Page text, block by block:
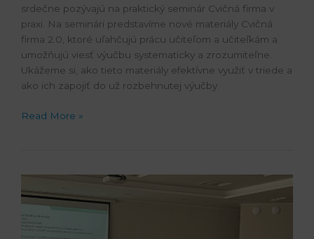
srdečne pozývajú na praktický seminár Cvičná firma v
praxi. Na seminári predstavíme nové materiály Cvičná
firma 2.0, ktoré uľahčujú prácu učiteľom a učiteľkám a
umožňujú viesť výučbu systematicky a zrozumiteľne.
Ukážeme si, ako tieto materiály efektívne využiť v triede a
ako ich zapojiť do už rozbehnutej výučby.
Read More »
stredné